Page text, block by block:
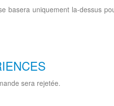
uniquement la-dessus
sera rejetée.